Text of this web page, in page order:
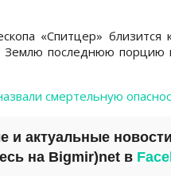
«Спитцер»
Землю последнюю порцию
смертельную
и актуальные
на Bigmir)net в